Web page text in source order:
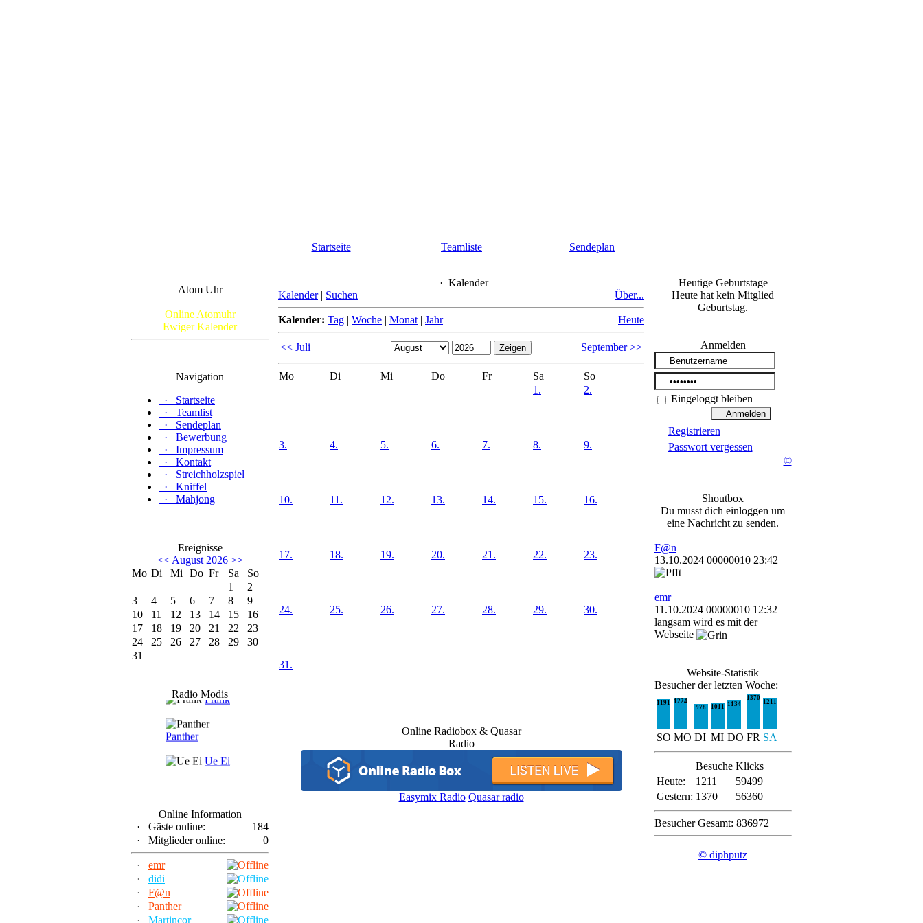
Startseite Teamliste Sendeplan
Atom Uhr
Online Atomuhr
Ewiger Kalender
Navigation
·
Startseite
·
Teamlist
·
Sendeplan
·
Bewerbung
·
Impressum
·
Kontakt
·
Streichholzspiel
·
Kniffel
·
Mahjong
Ereignisse
<< August 2026 >>
Mo Di Mi Do Fr Sa
So
1
2
3
4 5 6 7 8
9
10
11 12 13 14 15
16
17
18 19 20 21 22
23
24
25 26 27 28 29
30
31
Radio Modis
Frank
Panther
Ue Ei
Online Information
·
Gäste online:
184
·
Mitglieder online: 0
·
emr
·
didi
·
F@n
·
Panther
·
Martincor
· Kalender
Kalender | Suchen Über...
Kalender: Tag | Woche | Monat | Jahr Heute
<< Juli September >>
Mo Di Mi Do Fr Sa
So
1.
2.
3. 4. 5. 6. 7. 8. 9.
10. 11. 12. 13. 14. 15. 16.
17. 18. 19. 20. 21. 22. 23.
24. 25. 26. 27. 28. 29. 30.
31.
Online Radiobox & Quasar
Radio
Easymix Radio Quasar radio
Heutige Geburtstage
Heute hat kein Mitglied
Geburtstag.
Anmelden
Eingeloggt bleiben
Registrieren
Passwort vergessen
©
Shoutbox
Du musst dich einloggen um
eine Nachricht zu senden.
F@n
13.10.2024 00000010 23:42
emr
11.10.2024 00000010 12:32
langsam wird es mit der
Webseite
Website-Statistik
Besucher der letzten Woche:
1191
1224
978
1011 1134
1370
1211
SO MO DI MI DO FR SA
Besuche Klicks
Heute:
1211
59499
Gestern: 1370 56360
Besucher Gesamt: 836972
© diphputz